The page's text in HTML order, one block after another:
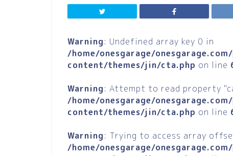
ナ
ゲ
ー
ョ
ン
Warning: Undefined array key 0 in
/home/onesgarage/
content/themes/jin/cta.php on line
Warning: Attempt to read property
/home/onesgarage/
content/themes/jin/cta.php on line
Warning: Trying to access array
/home/onesgarage/